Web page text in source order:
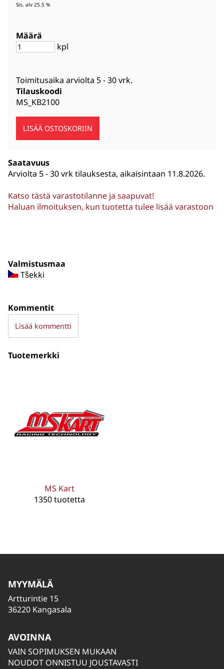
Sis. alv 25.5 %
Määrä
kpl
Toimitusaika arviolta 5 - 30 vrk.
Tilauskoodi
MS_KB2100
Saatavuus
Arviolta 5 - 30 vrk tilauksesta, aikaisintaan 11.8.2026.
Katso tästä varastotilanne ja saapuvat!
Haluan ilmoituksen, kun tuotetta tulee lisää varastoon
Valmistusmaa
Tšekki
Kommentit
Lisää kommentti
Tuotemerkki
MS Kart
1350 tuotetta
MYYMÄLÄ
Artturintie 15
36220 Kangasala
AVOINNA
VAIN SOPIMUKSEN MUKAAN
NOUDOT ONNISTUU JOUSTAVASTI